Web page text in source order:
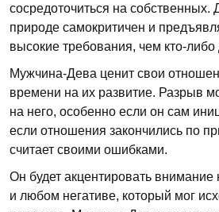
сосредоточиться на собственных.
природе самокритичен и
высокие требования, чем кто-либо
Мужчина-Дева ценит свои
времени на их развитие. Разрыв
на него, особенно если он сам
если отношения закончились по
считает своими ошибками.
Он будет акцентировать внимание
и любом негативе, который мог